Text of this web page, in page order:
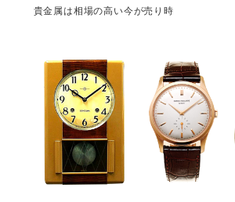
貴金属は相場の高い今が売り時